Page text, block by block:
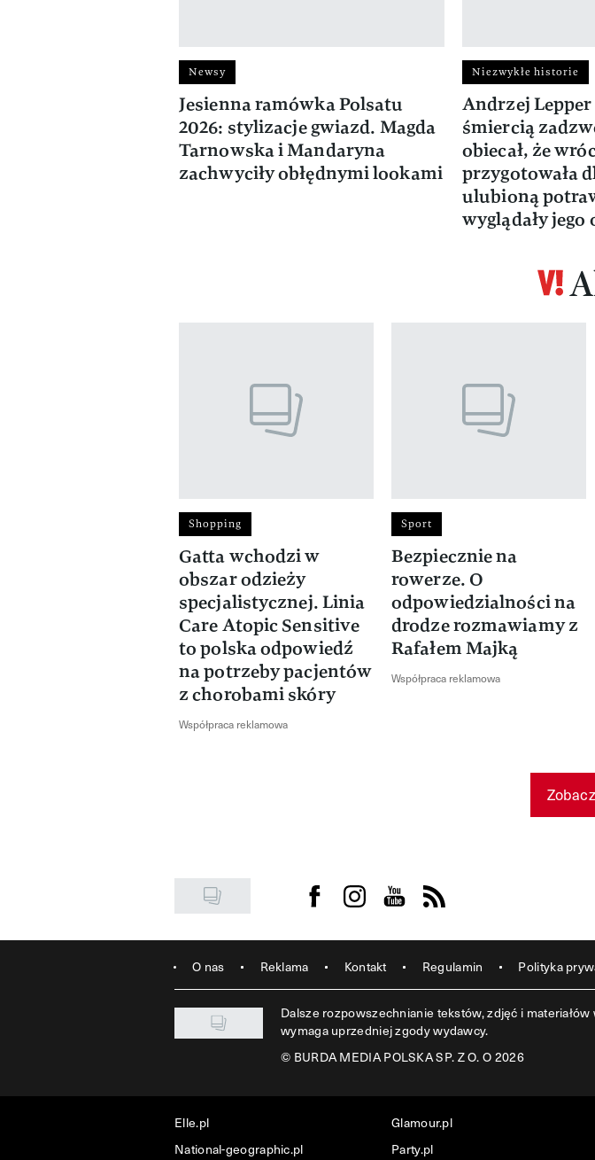
Newsy
Jesienna ramówka Polsatu
2026: stylizacje gwiazd. Magda
Tarnowska i Mandaryna
zachwyciły obłędnymi lookami
Niezwykłe historie
Andrzej
śmiercią
obiecał, że
przygotowała
ulubioną
wyglądały
previous element
Shopping
Gatta wchodzi w
obszar odzieży
specjalistycznej. Linia
Care Atopic Sensitive
to polska odpowiedź
na potrzeby pacjentów
z chorobami skóry
Współpraca reklamowa
Sport
Bezpiecznie na
rowerze. O
odpowiedzialności na
drodze rozmawiamy z
Rafałem Majką
Współpraca reklamowa
Visit us on Facebook
Visit us on Instagram
Visit us on Youtube
Visit us on Rss
O nas Reklama Kontakt Regulamin Polityka
Dalsze rozpowszechnianie tekstów, zdjęć i
wymaga uprzedniej zgody wydawcy.
© BURDA MEDIA POLSKA SP. Z O. O 2026
Elle.pl Glamour.pl
National-geographic.pl
Party.pl